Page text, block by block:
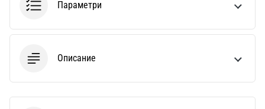
Параметри
Описание